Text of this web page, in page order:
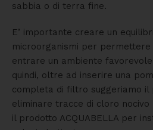
sabbia o di terra fine.
E’ importante creare un
microorganismi per permettere
entrare un ambiente
quindi, oltre ad inserire una
completa di filtro suggeriamo il
eliminare tracce di cloro
il prodotto ACQUABELLA per